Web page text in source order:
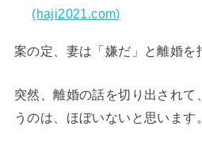
(haji2021.com)
案の定、妻は「嫌だ」と離婚を
突然、離婚の話を切り出されて
うのは、ほぼいないと思います。